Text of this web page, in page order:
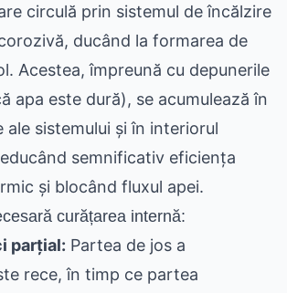
circulă prin sistemul de încălzire
ducând la formarea de
Acestea, împreună cu depunerile
apa este dură), se acumulează în
ale sistemului și în interiorul
semnificativ eficiența
și blocând fluxul apei.
curățarea internă:
parțial: Partea de jos a
rece, în timp ce partea